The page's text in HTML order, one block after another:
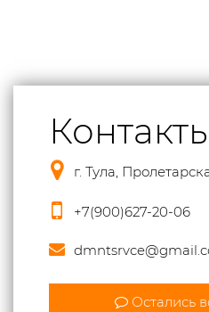
г. Тула,
+7(900)627-20-06
Остались